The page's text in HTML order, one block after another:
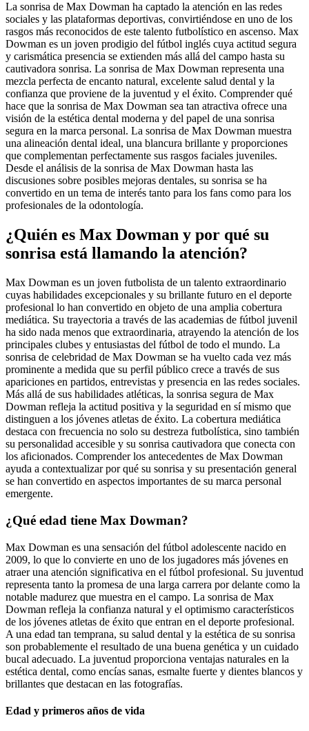
La sonrisa de Max Dowman ha captado la atención en las redes
sociales y las plataformas deportivas, convirtiéndose en uno de los
rasgos más reconocidos de este talento futbolístico en ascenso. Max
Dowman es un joven prodigio del fútbol inglés cuya actitud segura
y carismática presencia se extienden más allá del campo hasta su
cautivadora sonrisa. La sonrisa de Max Dowman representa una
mezcla perfecta de encanto natural, excelente salud dental y la
confianza que proviene de la juventud y el éxito. Comprender qué
hace que la sonrisa de Max Dowman sea tan atractiva ofrece una
visión de la estética dental moderna y del papel de una sonrisa
segura en la marca personal. La sonrisa de Max Dowman muestra
una alineación dental ideal, una blancura brillante y proporciones
que complementan perfectamente sus rasgos faciales juveniles.
Desde el análisis de la sonrisa de Max Dowman hasta las
discusiones sobre posibles mejoras dentales, su sonrisa se ha
convertido en un tema de interés tanto para los fans como para los
profesionales de la odontología.
¿Quién es Max Dowman y por qué su
sonrisa está llamando la atención?
Max Dowman es un joven futbolista de un talento extraordinario
cuyas habilidades excepcionales y su brillante futuro en el deporte
profesional lo han convertido en objeto de una amplia cobertura
mediática. Su trayectoria a través de las academias de fútbol juvenil
ha sido nada menos que extraordinaria, atrayendo la atención de los
principales clubes y entusiastas del fútbol de todo el mundo. La
sonrisa de celebridad de Max Dowman se ha vuelto cada vez más
prominente a medida que su perfil público crece a través de sus
apariciones en partidos, entrevistas y presencia en las redes sociales.
Más allá de sus habilidades atléticas, la sonrisa segura de Max
Dowman refleja la actitud positiva y la seguridad en sí mismo que
distinguen a los jóvenes atletas de éxito. La cobertura mediática
destaca con frecuencia no solo su destreza futbolística, sino también
su personalidad accesible y su sonrisa cautivadora que conecta con
los aficionados. Comprender los antecedentes de Max Dowman
ayuda a contextualizar por qué su sonrisa y su presentación general
se han convertido en aspectos importantes de su marca personal
emergente.
¿Qué edad tiene Max Dowman?
Max Dowman es una sensación del fútbol adolescente nacido en
2009, lo que lo convierte en uno de los jugadores más jóvenes en
atraer una atención significativa en el fútbol profesional. Su juventud
representa tanto la promesa de una larga carrera por delante como la
notable madurez que muestra en el campo. La sonrisa de Max
Dowman refleja la confianza natural y el optimismo característicos
de los jóvenes atletas de éxito que entran en el deporte profesional.
A una edad tan temprana, su salud dental y la estética de su sonrisa
son probablemente el resultado de una buena genética y un cuidado
bucal adecuado. La juventud proporciona ventajas naturales en la
estética dental, como encías sanas, esmalte fuerte y dientes blancos y
brillantes que destacan en las fotografías.
Edad y primeros años de vida